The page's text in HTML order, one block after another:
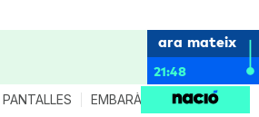
ara mateix
21:48
PANTALLES EMBARÀS CRIANÇA